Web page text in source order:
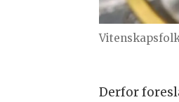
Derfor